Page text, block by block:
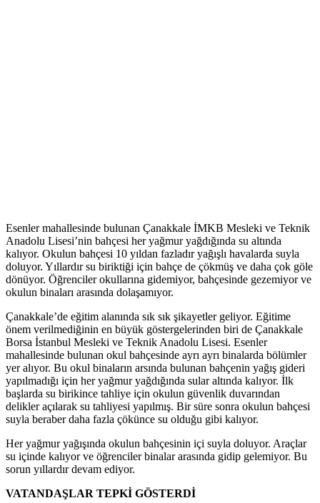
Esenler mahallesinde bulunan Çanakkale İMKB Mesleki ve Teknik
Anadolu Lisesi’nin bahçesi her yağmur yağdığında su altında
kalıyor. Okulun bahçesi 10 yıldan fazladır yağışlı havalarda suyla
doluyor. Yıllardır su biriktiği için bahçe de çökmüş ve daha çok göle
dönüyor. Öğrenciler okullarına gidemiyor, bahçesinde gezemiyor ve
okulun binaları arasında dolaşamıyor.
Çanakkale’de eğitim alanında sık sık şikayetler geliyor. Eğitime
önem verilmediğinin en büyük göstergelerinden biri de Çanakkale
Borsa İstanbul Mesleki ve Teknik Anadolu Lisesi. Esenler
mahallesinde bulunan okul bahçesinde ayrı ayrı binalarda bölümler
yer alıyor. Bu okul binaların arsında bulunan bahçenin yağış gideri
yapılmadığı için her yağmur yağdığında sular altında kalıyor. İlk
başlarda su birikince tahliye için okulun güvenlik duvarından
delikler açılarak su tahliyesi yapılmış. Bir süre sonra okulun bahçesi
suyla beraber daha fazla çökünce su olduğu gibi kalıyor.
Her yağmur yağışında okulun bahçesinin içi suyla doluyor. Araçlar
su içinde kalıyor ve öğrenciler binalar arasında gidip gelemiyor. Bu
sorun yıllardır devam ediyor.
VATANDAŞLAR TEPKİ GÖSTERDİ